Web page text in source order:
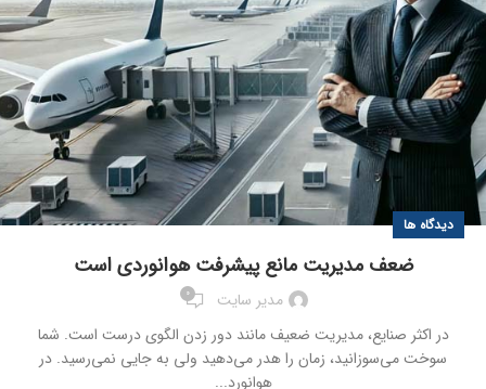
دیدگاه ها
ضعف مدیریت مانع پیشرفت هوانوردی است
مدیر سایت 0
در اکثر صنایع، مدیریت ضعیف مانند دور زدن الگوی درست است. شما
سوخت می‌سوزانید، زمان را هدر می‌دهید ولی به جایی نمی‌رسید. در
هوانورد...